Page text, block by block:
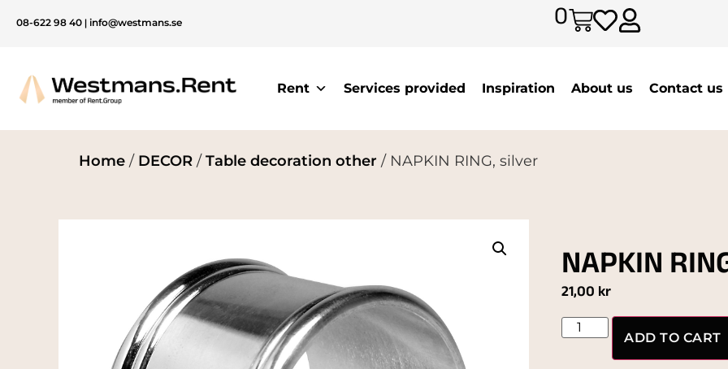
08-622 98 40 | info@westmans.se 0
Rent Services provided Inspiration About us Contact us
Home / DECOR /Table decoration other / NAPKIN RING, silver
NAPKIN
21,00 kr
ADD TO CART